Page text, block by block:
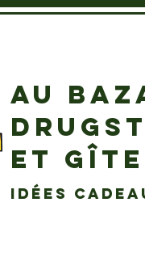
AU
ET
idées